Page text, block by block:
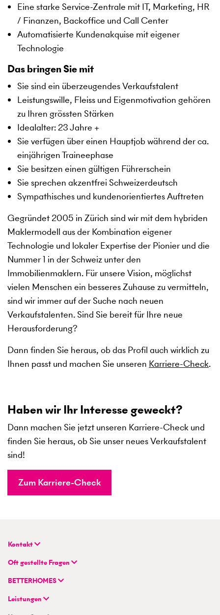
Eine starke Service-Zentrale mit IT, Marketing, HR
/ Finanzen, Backoffice und Call Center
Automatisierte Kundenakquise mit eigener
Technologie
Das bringen Sie mit
Sie sind ein überzeugendes Verkaufstalent
Leistungswille, Fleiss und Eigenmotivation gehören
zu Ihren grössten Stärken
Idealalter: 23 Jahre +
Sie verfügen über einen Hauptjob während der ca.
einjährigen Traineephase
Sie besitzen einen gültigen Führerschein
Sie sprechen akzentfrei Schweizerdeutsch
Sympathisches und kundenorientiertes Auftreten
Gegründet 2005 in Zürich sind wir mit dem hybriden
Maklermodell aus der Kombination eigener
Technologie und lokaler Expertise der Pionier und die
Nummer 1 in der Schweiz unter den
Immobilienmaklern. Für unsere Vision, möglichst
vielen Menschen ein besseres Zuhause zu vermitteln,
sind wir immer auf der Suche nach neuen
Verkaufstalenten. Sind Sie bereit für Ihre neue
Herausforderung?
Dann finden Sie heraus, ob das Profil auch wirklich zu
Ihnen passt und machen Sie unseren Karriere-Check.
Haben wir Ihr Interesse geweckt?
Dann machen Sie jetzt unseren Karriere-Check und
finden Sie heraus, ob Sie unser neues Verkaufstalent
sind!
Zum Karriere-Check
Kontakt
BETTERHOMES (Schweiz) AG
Hauptsitz
Flurstrasse 55
Oft gestellte Fragen
FAQ | Immobilienbewertung
FAQ | Immobilienmakler/-in werden
BETTERHOMES
Unternehmen
Hybrides Maklermodell
Leistungen